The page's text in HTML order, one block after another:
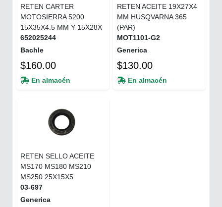
RETEN CARTER
MOTOSIERRA 5200
15X35X4.5 MM Y 15X28X
652025244
Bachle
$160.00
En almacén
RETEN ACEITE 19X27X4
MM HUSQVARNA 365
(PAR)
MOT1101-G2
Generica
$130.00
En almacén
RETEN SELLO ACEITE
MS170 MS180 MS210
MS250 25X15X5
03-697
Generica